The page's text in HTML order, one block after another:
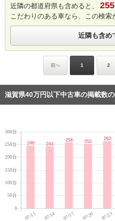
近隣の都道府県も含めると、
こだわりのある車なら、この検索
近隣も含め
前へ 1 2
滋賀県40万円以下中古車の掲載数